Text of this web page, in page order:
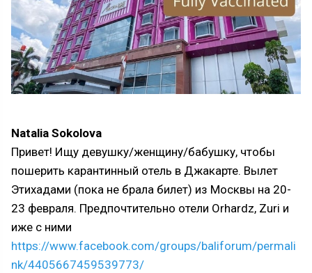
Natalia Sokolova
Привет! Ищу девушку/женщину/бабушку, чтобы
пошерить карантинный отель в Джакарте. Вылет
Этихадами (пока не брала билет) из Москвы на 20-
23 февраля. Предпочтительно отели Orhardz, Zuri и
иже с ними
https://www.facebook.com/groups/baliforum/permali
nk/4405667459539773/